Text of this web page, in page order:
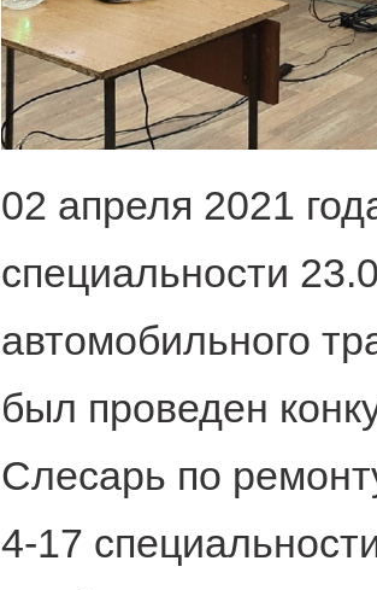
02 апреля 2021
специальности
автомобильного
был проведен
Слесарь по
4-17